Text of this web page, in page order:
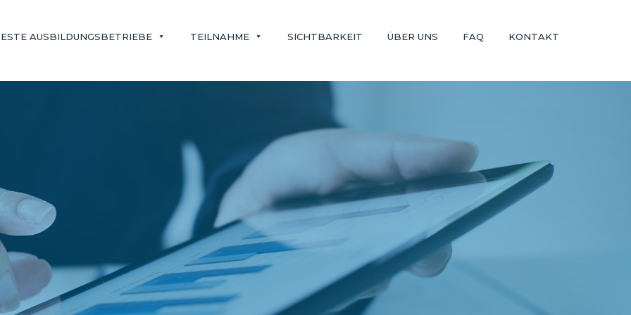
AUSBILDUNGSBETRIEBE TEILNAHME SICHTBARKEIT ÜBER UNS FAQ KONTAKT